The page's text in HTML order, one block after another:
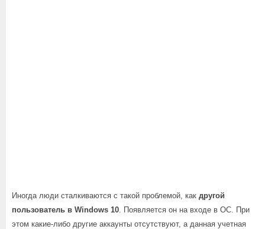
Иногда люди сталкиваются с такой проблемой, как другой
пользователь в Windows 10. Появляется он на входе в ОС. При
этом какие-либо другие аккаунты отсутствуют, а данная учетная